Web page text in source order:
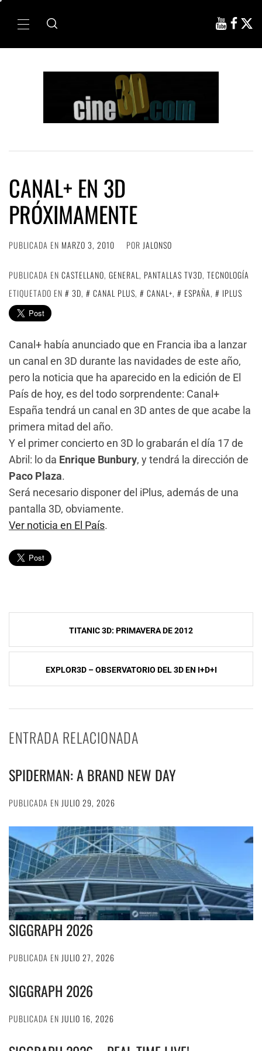
Menú
CANAL+ EN 3D
PRÓXIMAMENTE
PUBLICADA EN MARZO 3, 2010 POR JALONSO
PUBLICADA EN CASTELLANO, GENERAL, PANTALLAS TV3D, TECNOLOGÍA
ETIQUETADO EN
3D, CANAL PLUS, CANAL+, ESPAÑA, IPLUS
Canal+ había anunciado que en Francia iba a lanzar
un canal en 3D durante las navidades de este año,
pero la noticia que ha aparecido en la edición de El
País de hoy, es del todo sorprendente: Canal+
España tendrá un canal en 3D antes de que acabe la
primera mitad del año.
Y el primer concierto en 3D lo grabarán el día 17 de
Abril: lo da Enrique Bunbury, y tendrá la dirección de
Paco Plaza.
Será necesario disponer del iPlus, además de una
pantalla 3D, obviamente.
Ver noticia en El País.
Navegación
de
entradas
TITANIC 3D: PRIMAVERA DE 2012
EXPLOR3D – OBSERVATORIO DEL 3D EN I+D+I
ENTRADA RELACIONADA
SPIDERMAN: A BRAND NEW DAY
PUBLICADA EN JULIO 29, 2026
SIGGRAPH 2026
PUBLICADA EN JULIO 27, 2026
SIGGRAPH 2026
PUBLICADA EN JULIO 16, 2026